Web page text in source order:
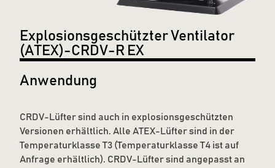
Explosionsgeschützter Ventilator
(ATEX)-CRDV-R EX
Anwendung
CRDV-Lüfter sind auch in explosionsgeschützten
Versionen erhältlich. Alle ATEX-Lüfter sind in der
Temperaturklasse T3 (Temperaturklasse T4 ist auf
Anfrage erhältlich). CRDV-Lüfter sind angepasst an